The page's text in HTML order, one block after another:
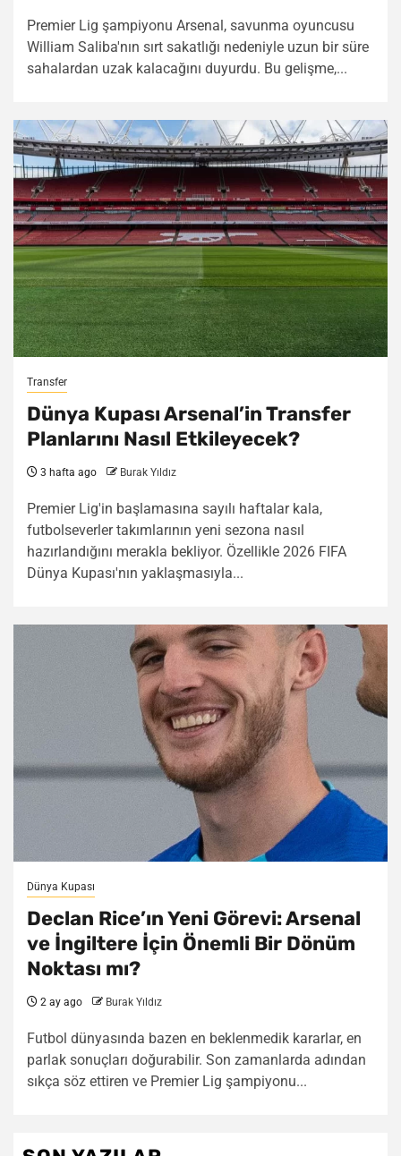
Premier Lig şampiyonu Arsenal, savunma oyuncusu
William Saliba'nın sırt sakatlığı nedeniyle uzun bir süre
sahalardan uzak kalacağını duyurdu. Bu gelişme,...
Transfer
Dünya Kupası Arsenal’in Transfer
Planlarını Nasıl Etkileyecek?
3 hafta ago Burak Yıldız
Premier Lig'in başlamasına sayılı haftalar kala,
futbolseverler takımlarının yeni sezona nasıl
hazırlandığını merakla bekliyor. Özellikle 2026 FIFA
Dünya Kupası'nın yaklaşmasıyla...
Dünya Kupası
Declan Rice’ın Yeni Görevi: Arsenal
ve İngiltere İçin Önemli Bir Dönüm
Noktası mı?
2 ay ago Burak Yıldız
Futbol dünyasında bazen en beklenmedik kararlar, en
parlak sonuçları doğurabilir. Son zamanlarda adından
sıkça söz ettiren ve Premier Lig şampiyonu...